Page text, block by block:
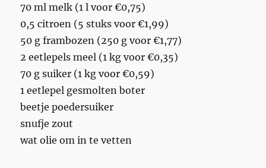
70 ml melk (1 l voor €0,75)
0,5 citroen (5 stuks voor €1,99)
50 g frambozen (250 g voor €1,77)
2 eetlepels meel (1 kg voor €0,35)
70 g suiker (1 kg voor €0,59)
1 eetlepel gesmolten boter
beetje poedersuiker
snufje zout
wat olie om in te vetten